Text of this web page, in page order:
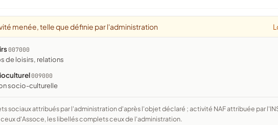
menée, telle que définie par l'administration
007000
de loisirs, relations
009000
socio-culturelle
d'Assoce, les libellés complets ceux de l'administration.